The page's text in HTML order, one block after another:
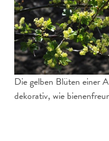
Die gelben Blüten einer
dekorativ, wie